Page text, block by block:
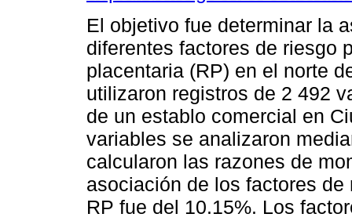
El objetivo fue determinar la
diferentes factores de riesgo
placentaria (RP) en el norte
utilizaron registros de 2 492
de un establo comercial en
variables se analizaron
calcularon las razones de
asociación de los factores
RP fue del 10.15%. Los